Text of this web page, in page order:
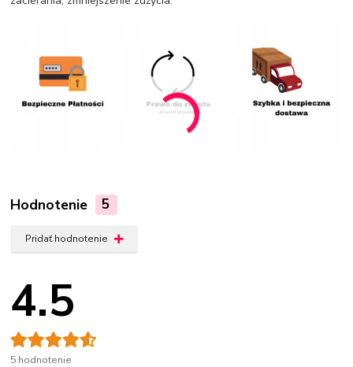
Hodnotenie 5
Pridať hodnotenie
4.5
5 hodnotenie